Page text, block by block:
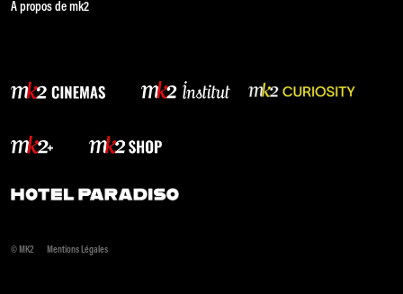
À propos de mk2
© MK2 Mentions Légales